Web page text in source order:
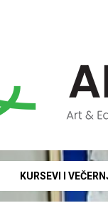
KURSEVI I